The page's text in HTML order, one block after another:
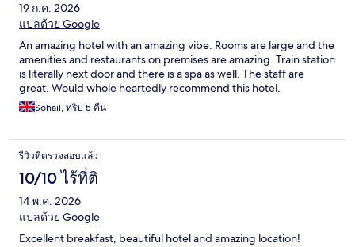
19 ก.ค. 2026
แปลด้วย Google
An amazing hotel with an amazing vibe. Rooms are large and the
amenities and restaurants on premises are amazing. Train station
is literally next door and there is a spa as well. The staff are
great. Would whole heartedly recommend this hotel.
Sohail, ทริป 5 คืน
รีวิวที่ตรวจสอบแล้ว
10/10 ไร้ที่ติ
14 พ.ค. 2026
แปลด้วย Google
Excellent breakfast, beautiful hotel and amazing location!